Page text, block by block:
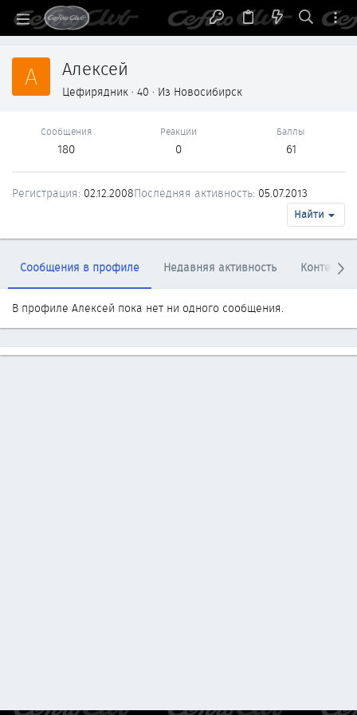
А Алексей
Цефирядник · 40 · Из Новосибирск
Сообщения
180
Реакции
0
Баллы
61
Регистрация 02.12.2008Последняя активность 05.07.2013
Найти
Сообщения в профиле Недавняя активность Контент
В профиле Алексей пока нет ни одного сообщения.